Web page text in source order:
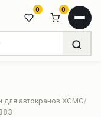
0 0
для автокранов XCMG